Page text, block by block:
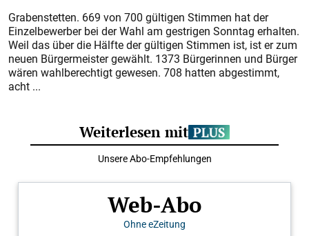
Grabenstetten. 669 von 700 gültigen Stimmen hat der
Einzelbewerber bei der Wahl am gestrigen Sonntag erhalten.
Weil das über die Hälfte der gültigen Stimmen ist, ist er zum
neuen Bürgermeister gewählt. 1373 Bürgerinnen und Bürger
wären wahlberechtigt gewesen. 708 hatten abgestimmt,
acht ...